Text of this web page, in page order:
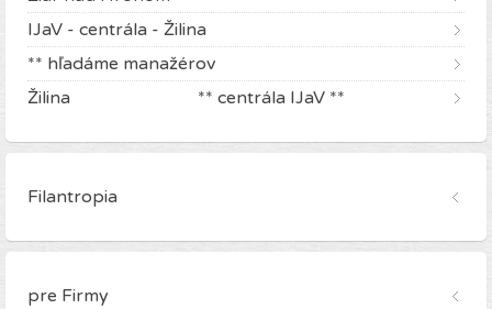
IJaV - centrála - Žilina
** hľadáme manažérov
Žilina ** centrála IJaV **
Filantropia
pre Firmy